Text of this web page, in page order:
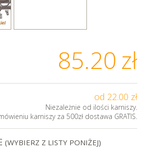
85.20 zł
od 22.00 zł
Niezależnie od ilości karniszy.
karniszy za 500zł dostawa GRATIS.
(WYBIERZ Z LISTY PONIŻEJ)